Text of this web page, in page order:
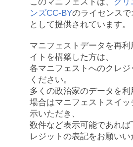
ンズCC-BYのライセンス
として提供されています。
マニフェストデータを再
イトを構築した方は、
各マニフェストへのクレジ
ください。
多くの政治家のデータを利
場合はマニフェストスイ
示いただき、
数件など表示可能であれば
レジットの表記をお願いい